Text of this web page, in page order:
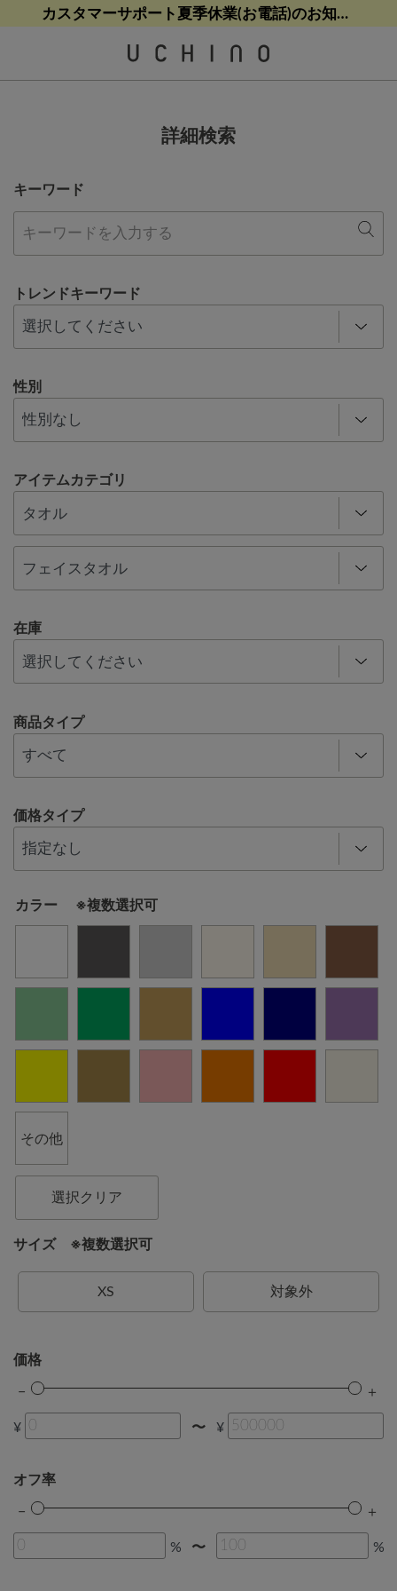
【クリアランスセール】人気パジャマが追加！
カスタマーサポート夏季休業(お電話)のお知らせ
熊本地震等の影響によるお荷物配送について
【クリアランスセール】人気パジャマが追加！
カスタマーサポート夏季休業(お電話)のお知らせ
詳細検索
キーワード
トレンドキーワード
性別
アイテムカテゴリ
在庫
商品タイプ
価格タイプ
カラー ※複数選択可
その他
選択クリア
サイズ ※複数選択可
XS 対象外
価格
¥ 〜 ¥
オフ率
% 〜 %